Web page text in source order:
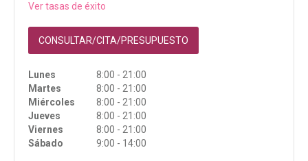
Ver tasas de éxito
CONSULTAR/CITA/PRESUPUESTO
Lunes
8:00 - 21:00
Martes
8:00 - 21:00
Miércoles
8:00 - 21:00
Jueves
8:00 - 21:00
Viernes
8:00 - 21:00
Sábado
9:00 - 14:00